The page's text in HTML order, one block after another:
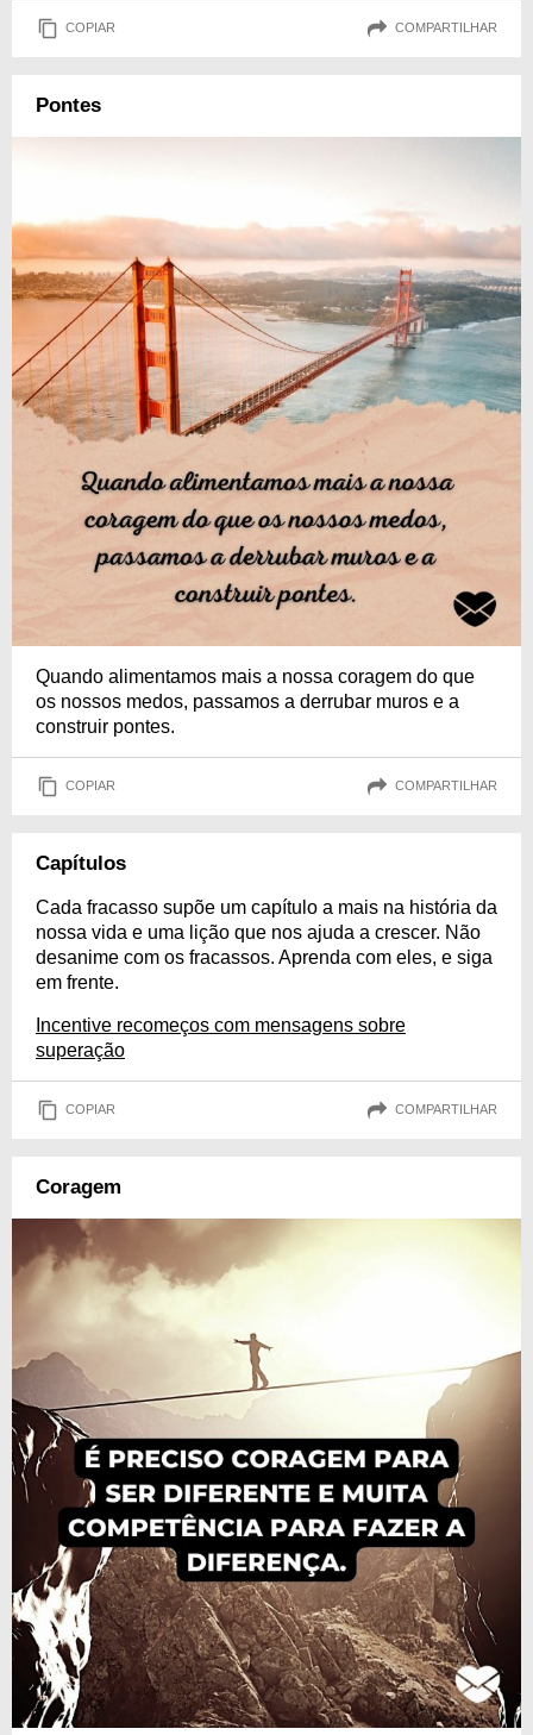
COPIAR COMPARTILHAR
Pontes
Quando alimentamos mais a nossa coragem do que
os nossos medos, passamos a derrubar muros e a
construir pontes.
COPIAR COMPARTILHAR
Capítulos
Cada fracasso supõe um capítulo a mais na história da
nossa vida e uma lição que nos ajuda a crescer. Não
desanime com os fracassos. Aprenda com eles, e siga
em frente.
Incentive recomeços com mensagens sobre
superação
COPIAR COMPARTILHAR
Coragem